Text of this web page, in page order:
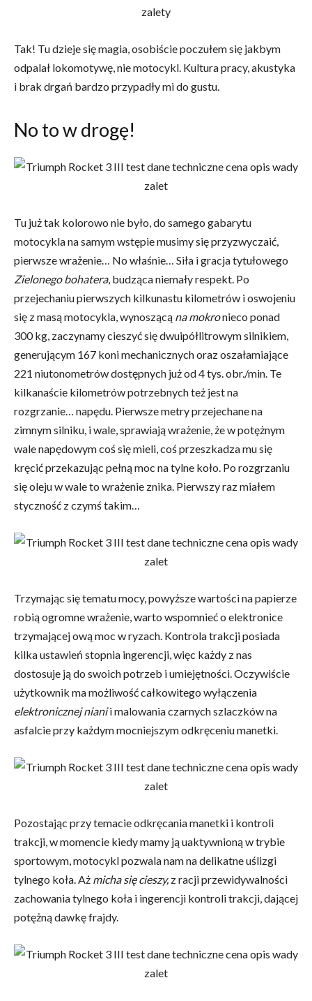
Tak! Tu dzieje się magia, osobiście poczułem się jakbym
odpalał lokomotywę, nie motocykl. Kultura pracy, akustyka
i brak drgań bardzo przypadły mi do gustu.
No to w drogę!
Tu już tak kolorowo nie było, do samego gabarytu
motocykla na samym wstępie musimy się przyzwyczaić,
pierwsze wrażenie… No właśnie… Siła i gracja tytułowego
Zielonego bohatera, budząca niemały respekt. Po
przejechaniu pierwszych kilkunastu kilometrów i oswojeniu
się z masą motocykla, wynoszącą na mokronieco ponad
300 kg, zaczynamy cieszyć się dwuipółlitrowym silnikiem,
generującym 167 koni mechanicznych oraz oszałamiające
221 niutonometrów dostępnych już od 4 tys. obr./min. Te
kilkanaście kilometrów potrzebnych też jest na
rozgrzanie… napędu. Pierwsze metry przejechane na
zimnym silniku, i wale, sprawiają wrażenie, że w potężnym
wale napędowym coś się mieli, coś przeszkadza mu się
kręcić przekazując pełną moc na tylne koło. Po rozgrzaniu
się oleju w wale to wrażenie znika. Pierwszy raz miałem
styczność z czymś takim…
Trzymając się tematu mocy, powyższe wartości na papierze
robią ogromne wrażenie, warto wspomnieć o elektronice
trzymającej ową moc w ryzach. Kontrola trakcji posiada
kilka ustawień stopnia ingerencji, więc każdy z nas
dostosuje ją do swoich potrzeb i umiejętności. Oczywiście
użytkownik ma możliwość całkowitego wyłączenia
elektronicznej nianii malowania czarnych szlaczków na
asfalcie przy każdym mocniejszym odkręceniu manetki.
Pozostając przy temacie odkręcania manetki i kontroli
trakcji, w momencie kiedy mamy ją uaktywnioną w trybie
sportowym, motocykl pozwala nam na delikatne uślizgi
tylnego koła. Aż micha się cieszy, z racji przewidywalności
zachowania tylnego koła i ingerencji kontroli trakcji, dającej
potężną dawkę frajdy.